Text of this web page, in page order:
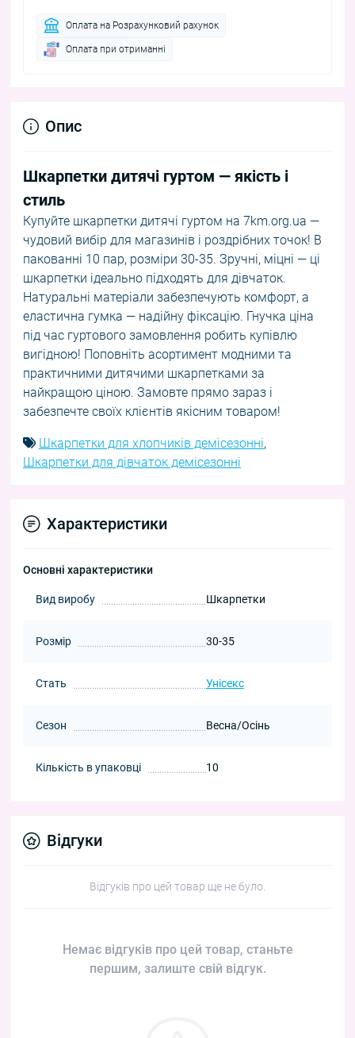
Оплата на Розрахунковий рахунок
Оплата при отриманні
Опис
Шкарпетки дитячі гуртом — якість і
стиль
Купуйте шкарпетки дитячі гуртом на 7km.org.ua —
чудовий вибір для магазинів і роздрібних точок! В
пакованні 10 пар, розміри 30-35. Зручні, міцні — ці
шкарпетки ідеально підходять для дівчаток.
Натуральні матеріали забезпечують комфорт, а
еластична гумка — надійну фіксацію. Гнучка ціна
під час гуртового замовлення робить купівлю
вигідною! Поповніть асортимент модними та
практичними дитячими шкарпетками за
найкращою ціною. Замовте прямо зараз і
забезпечте своїх клієнтів якісним товаром!
Шкарпетки для хлопчиків демісезонні,
Шкарпетки для дівчаток демісезонні
Характеристики
Основні характеристики
Вид виробу Шкарпетки
Розмір 30-35
Стать Унісекс
Сезон Весна/Осінь
Кількість в упаковці 10
Відгуки
Відгуків про цей товар ще не було.
Немає відгуків про цей товар, станьте
першим, залиште свій відгук.